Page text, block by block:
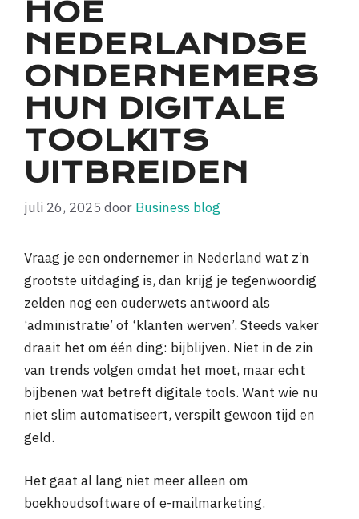
HOE
NEDERLANDSE
ONDERNEMERS
HUN DIGITALE
TOOLKITS
UITBREIDEN
juli 26, 2025 door Business blog
Vraag je een ondernemer in Nederland wat z’n
grootste uitdaging is, dan krijg je tegenwoordig
zelden nog een ouderwets antwoord als
‘administratie’ of ‘klanten werven’. Steeds vaker
draait het om één ding: bijblijven. Niet in de zin
van trends volgen omdat het moet, maar echt
bijbenen wat betreft digitale tools. Want wie nu
niet slim automatiseert, verspilt gewoon tijd en
geld.
Het gaat al lang niet meer alleen om
boekhoudsoftware of e-mailmarketing.